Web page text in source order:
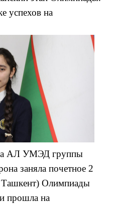
успехов на
АЛ УМЭД группы
заняла почетное 2
Ташкент) Олимпиады
прошла на